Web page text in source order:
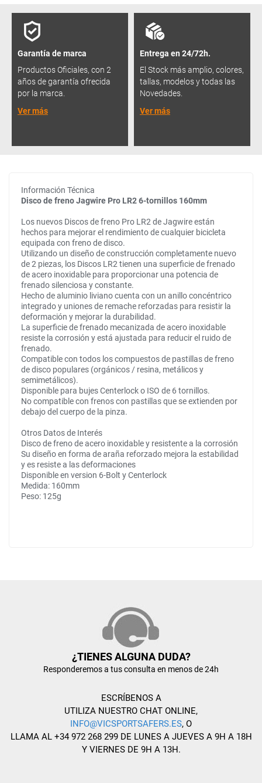
Garantía de marca
Productos Oficiales, con 2
años de garantía ofrecida
por la marca.
Ver más
Entrega en 24/72h.
El Stock más amplio, colores,
tallas, modelos y todas las
Novedades.
Ver más
Información Técnica
Disco de freno Jagwire Pro LR2 6-tornillos 160mm
Los nuevos Discos de freno Pro LR2 de Jagwire están
hechos para mejorar el rendimiento de cualquier bicicleta
equipada con freno de disco.
Utilizando un diseño de construcción completamente nuevo
de 2 piezas, los Discos LR2 tienen una superficie de frenado
de acero inoxidable para proporcionar una potencia de
frenado silenciosa y constante.
Hecho de aluminio liviano cuenta con un anillo concéntrico
integrado y uniones de remache reforzadas para resistir la
deformación y mejorar la durabilidad.
La superficie de frenado mecanizada de acero inoxidable
resiste la corrosión y está ajustada para reducir el ruido de
frenado.
Compatible con todos los compuestos de pastillas de freno
de disco populares (orgánicos / resina, metálicos y
semimetálicos).
Disponible para bujes Centerlock o ISO de 6 tornillos.
No compatible con frenos con pastillas que se extienden por
debajo del cuerpo de la pinza.
Otros Datos de Interés
Disco de freno de acero inoxidable y resistente a la corrosión
Su diseño en forma de araña reforzado mejora la estabilidad
y es resiste a las deformaciones
Disponible en version 6-Bolt y Centerlock
Medida: 160mm
Peso: 125g
¿TIENES ALGUNA DUDA?
Responderemos a tus consulta en menos de 24h
ESCRÍBENOS A
UTILIZA NUESTRO CHAT ONLINE,
INFO@VICSPORTSAFERS.ES, O
LLAMA AL +34 972 268 299 DE LUNES A JUEVES A 9H A 18H
Y VIERNES DE 9H A 13H.